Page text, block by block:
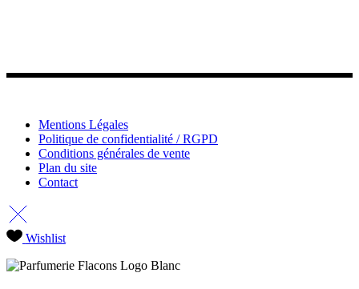
Mentions Légales
Politique de confidentialité / RGPD
Conditions générales de vente
Plan du site
Contact
Wishlist